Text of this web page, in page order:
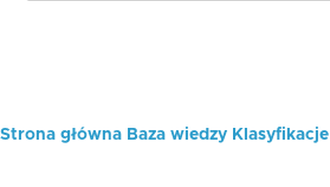
Ścieżka
Strona główna Baza wiedzy Klasyfikacje